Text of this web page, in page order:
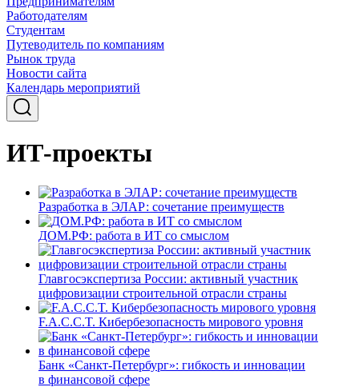
Работодателям
Студентам
Путеводитель по компаниям
Рынок труда
Новости сайта
Календарь мероприятий
ИТ-проекты
Разработка в ЭЛАР: сочетание преимуществ
ДОМ.РФ: работа в ИТ со смыслом
Главгосэкспертиза России: активный участник
цифровизации строительной отрасли страны
F.A.C.C.T. Кибербезопасность мирового уровня
Банк «Санкт-Петербург»: гибкость и инновации
в финансовой сфере